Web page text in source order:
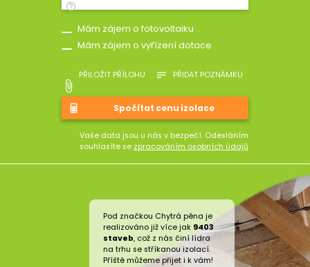
Mám zájem o fotovoltaiku
Mám zájem o vyřízení dotace
PŘILOŽIT PŘÍLOHU PŘIDAT POZNÁMKU
Vaše data jsou u nás v bezpečí. Odesláním
souhlasíte se zpracováním osobních údajů
Pod značkou Chytrá pěna je
realizováno již více jak 9403
staveb, což z nás činí lídra
na trhu se stříkanou izolací.
Příště můžeme přijet i k vám!